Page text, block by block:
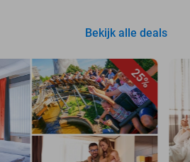
Bekijk alle deals
25%